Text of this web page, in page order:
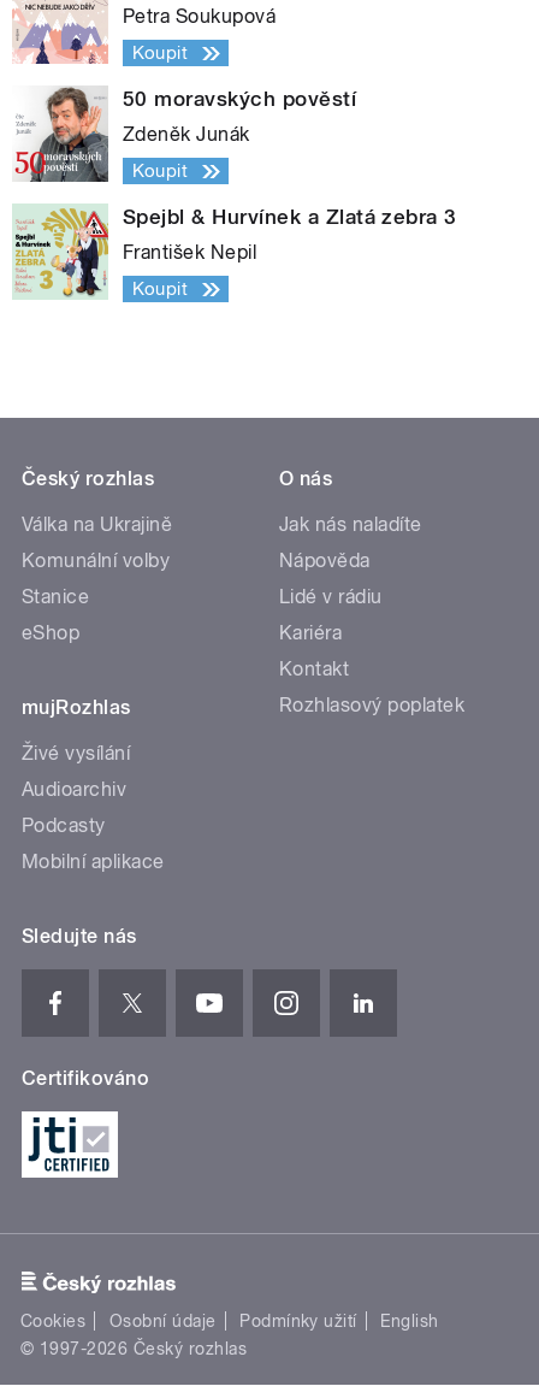
Petra Soukupová
Koupit
50 moravských pověstí
Zdeněk Junák
Koupit
Spejbl & Hurvínek a Zlatá zebra 3
František Nepil
Koupit
Český rozhlas
Válka na Ukrajině
Komunální volby
Stanice
eShop
mujRozhlas
Živé vysílání
Audioarchiv
Podcasty
Mobilní aplikace
O nás
Jak nás naladíte
Nápověda
Lidé v rádiu
Kariéra
Kontakt
Rozhlasový poplatek
Sledujte nás
Certifikováno
Cookies Osobní údaje Podmínky užití
English
© 1997-2026 Český rozhlas